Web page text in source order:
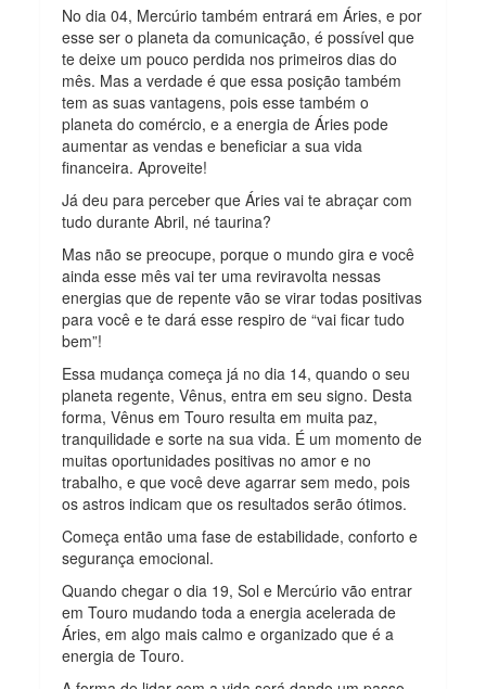
No dia 04, Mercúrio também entrará em Áries, e por
esse ser o planeta da comunicação, é possível que
te deixe um pouco perdida nos primeiros dias do
mês. Mas a verdade é que essa posição também
tem as suas vantagens, pois esse também o
planeta do comércio, e a energia de Áries pode
aumentar as vendas e beneficiar a sua vida
financeira. Aproveite!
Já deu para perceber que Áries vai te abraçar com
tudo durante Abril, né taurina?
Mas não se preocupe, porque o mundo gira e você
ainda esse mês vai ter uma reviravolta nessas
energias que de repente vão se virar todas positivas
para você e te dará esse respiro de “vai ficar tudo
bem”!
Essa mudança começa já no dia 14, quando o seu
planeta regente, Vênus, entra em seu signo. Desta
forma, Vênus em Touro resulta em muita paz,
tranquilidade e sorte na sua vida. É um momento de
muitas oportunidades positivas no amor e no
trabalho, e que você deve agarrar sem medo, pois
os astros indicam que os resultados serão ótimos.
Começa então uma fase de estabilidade, conforto e
segurança emocional.
Quando chegar o dia 19, Sol e Mercúrio vão entrar
em Touro mudando toda a energia acelerada de
Áries, em algo mais calmo e organizado que é a
energia de Touro.